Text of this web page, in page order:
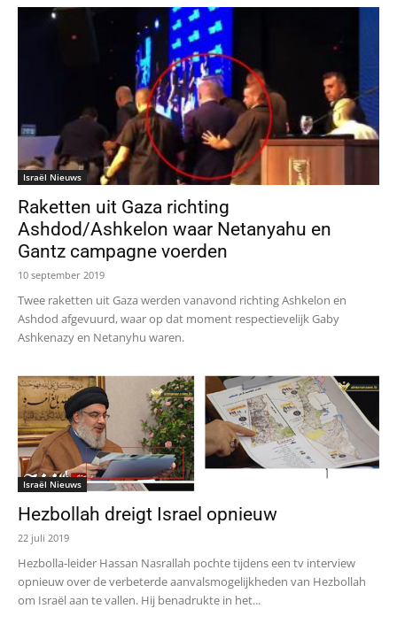
Israël Nieuws
Raketten uit Gaza richting
Ashdod/Ashkelon waar Netanyahu en
Gantz campagne voerden
10 september 2019
Twee raketten uit Gaza werden vanavond richting Ashkelon en
Ashdod afgevuurd, waar op dat moment respectievelijk Gaby
Ashkenazy en Netanyhu waren.
Israël Nieuws
Hezbollah dreigt Israel opnieuw
22 juli 2019
Hezbolla-leider Hassan Nasrallah pochte tijdens een tv interview
opnieuw over de verbeterde aanvalsmogelijkheden van Hezbollah
om Israël aan te vallen. Hij benadrukte in het...